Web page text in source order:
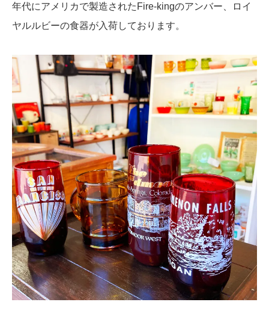
年代にアメリカで製造されたFire-kingのアンバー、ロイ
ヤルルビーの食器が入荷しております。